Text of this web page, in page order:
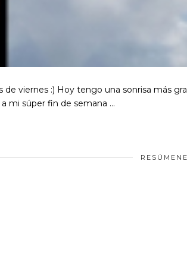
viernes :) Hoy tengo una sonrisa más
mi súper fin de semana …